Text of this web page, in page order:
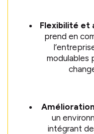
Flexibilité et
prend en
modulables
un
intégrant